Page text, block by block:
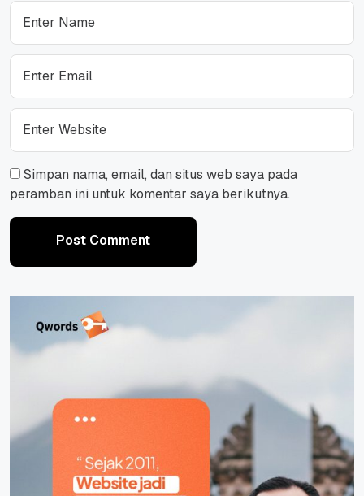
Simpan nama, email, dan situs web saya pada
peramban ini untuk komentar saya berikutnya.
Post Comment